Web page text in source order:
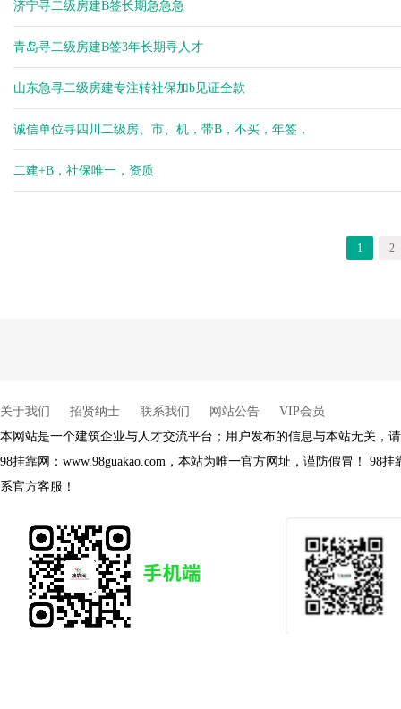
济宁寻二级房建B签长期急急急
青岛寻二级房建B签3年长期寻人才
山东急寻二级房建专注转社保加b见证全款
诚信单位寻四川二级房、市、机，带B，不买，年签，
二建+B，社保唯一，资质
1 2
关于我们 招贤纳士 联系我们 网站公告
VIP会员
本网站是一个建筑企业与人才交流平台；用户发布的信息与本站无关，
98挂靠网：www.98guakao.com，本站为唯一官方网址，谨防假冒！ 98
系官方客服！